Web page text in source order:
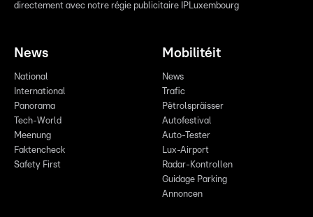
directement avec notre régie publicitaire IPLuxembourg
News
National
International
Panorama
Tech-World
Meenung
Faktencheck
Safety First
Mobilitéit
News
Trafic
Pëtrolspräisser
Autofestival
Auto-Tester
Lux-Airport
Radar-Kontrollen
Guidage Parking
Annoncen